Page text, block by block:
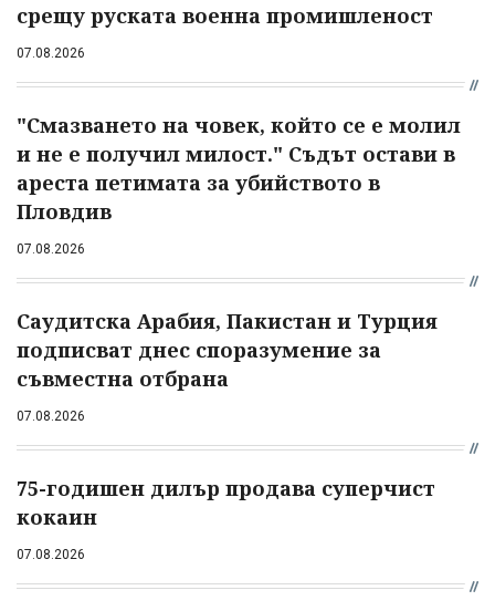
срещу руската военна промишленост
07.08.2026
"Смазването на човек, който се е молил
и не е получил милост." Съдът остави в
ареста петимата за убийството в
Пловдив
07.08.2026
Саудитска Арабия, Пакистан и Турция
подписват днес споразумение за
съвместна отбрана
07.08.2026
75-годишен дилър продава суперчист
кокаин
07.08.2026